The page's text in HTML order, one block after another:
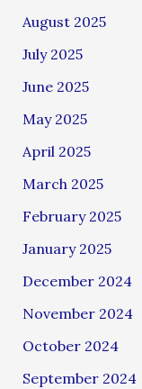
August 2025
July 2025
June 2025
May 2025
April 2025
March 2025
February 2025
January 2025
December 2024
November 2024
October 2024
September 2024